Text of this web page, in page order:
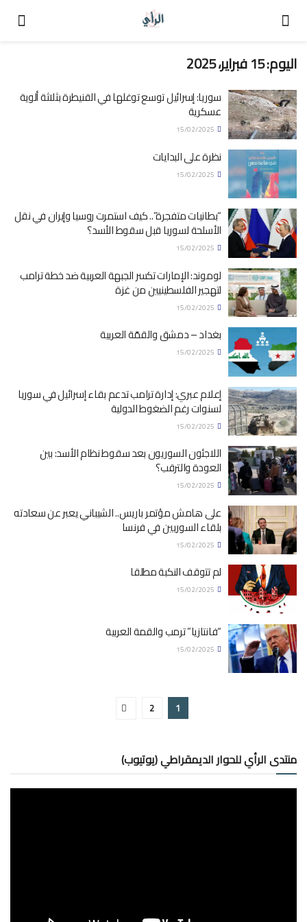
اليوم:15 فبراير، 2025
سوريا: إسرائيل توسع توغلها في القنيطرة بثلاثة ألوية
عسكرية
نظرة على البدايات
“بطانيات متفجرة”.. كيف استمرت روسيا وإيران في نقل
الأسلحة لسوريا قبل سقوط الأسد؟
لوموند: الإمارات تكسر الجبهة العربية ضد خطة ترامب
لتهجير الفلسطينيين من غزة
بغداد – دمشق والقمّة العربية
إعلام عبري: إدارة ترامب تدعم بقاء إسرائيل في سوريا
لسنوات رغم الضغوط الدولية
اللاجئون السوريون بعد سقوط نظام الأسد: بين
العودة والترقب؟
على هامش مؤتمر باريس.. الشيباني يعبر عن سعادته
بلقاء السوريين في فرنسا
لم تتوقف النكبة مطلقا
“فانتازيا” ترمب والقمة العربية
1
2
منتدى الرأي للحوار الديمقراطي (يوتيوب)